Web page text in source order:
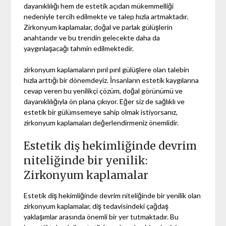
dayanıklılığı hem de estetik açıdan mükemmelliği
nedeniyle tercih edilmekte ve talep hızla artmaktadır.
Zirkonyum kaplamalar, doğal ve parlak gülüşlerin
anahtarıdır ve bu trendin gelecekte daha da
yaygınlaşacağı tahmin edilmektedir.
zirkonyum kaplamaların pırıl pırıl gülüşlere olan talebin
hızla arttığı bir dönemdeyiz. İnsanların estetik kaygılarına
cevap veren bu yenilikçi çözüm, doğal görünümü ve
dayanıklılığıyla ön plana çıkıyor. Eğer siz de sağlıklı ve
estetik bir gülümsemeye sahip olmak istiyorsanız,
zirkonyum kaplamaları değerlendirmeniz önemlidir.
Estetik diş hekimliğinde devrim
niteliğinde bir yenilik:
Zirkonyum kaplamalar
Estetik diş hekimliğinde devrim niteliğinde bir yenilik olan
zirkonyum kaplamalar, diş tedavisindeki çağdaş
yaklaşımlar arasında önemli bir yer tutmaktadır. Bu